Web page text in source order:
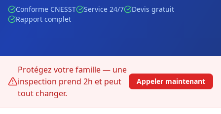
Conforme CNESST Service 24/7
Devis gratuit
Rapport complet
Protégez votre famille — une
inspection prend 2h et peut
tout changer.
Appeler maintenant